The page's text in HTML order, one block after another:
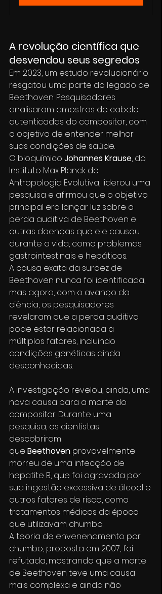
A revolução científica que
desvendou seus segredos
Em 2023, um estudo revolucionário
resgatou uma parte do legado de
Beethoven. Pesquisadores
analisaram amostras de cabelo
autenticadas do compositor, com
o objetivo de entender melhor
suas condições de saúde.
O bioquímico Johannes Krause, do
Instituto Max Planck de
Antropologia Evolutiva, liderou uma
pesquisa e afirmou que o objetivo
principal era lançar luz sobre a
perda auditiva de Beethoven e
outras doenças que ele causou
durante a vida, como problemas
gastrointestinais e hepáticos.
A causa exata da surdez de
Beethoven nunca foi identificada,
mas agora, com o avanço da
ciência, os pesquisadores
revelaram que a perda auditiva
pode estar relacionada a
múltiplos fatores, incluindo
condições genéticas ainda
desconhecidas.
A investigação revelou, ainda, uma
nova causa para a morte do
compositor. Durante uma
pesquisa, os cientistas
descobriram
que Beethoven provavelmente
morreu de uma infecção de
hepatite B, que foi agravada por
sua ingestão excessiva de álcool e
outros fatores de risco, como
tratamentos médicos da época
que utilizavam chumbo.
A teoria de envenenamento por
chumbo, proposta em 2007, foi
refutada, mostrando que a morte
de Beethoven teve uma causa
mais complexa e ainda não